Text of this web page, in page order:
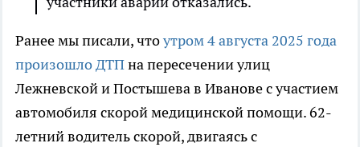
Ранее мы писали, чтоутром 4 августа 2025 года
произошло ДТПна пересечении улиц
Лежневской и Постышева в Иванове с участием
автомобиля скорой медицинской помощи. 62-
летний водитель скорой, двигаясь с